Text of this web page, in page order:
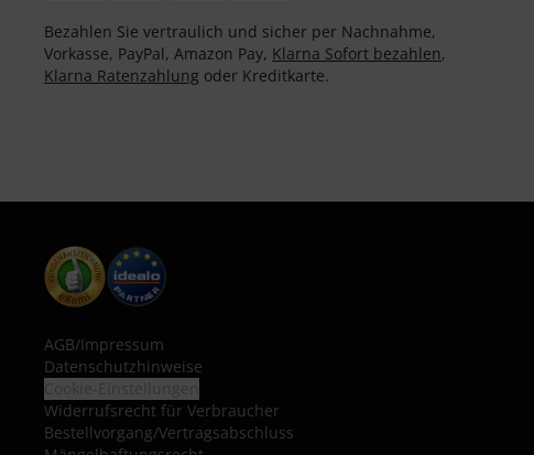
Bezahlen Sie vertraulich und sicher per Nachnahme,
Vorkasse, PayPal, Amazon Pay, Klarna Sofort bezahlen,
Klarna Ratenzahlung oder Kreditkarte.
AGB/Impressum
Datenschutzhinweise
Widerrufsrecht für Verbraucher
Bestellvorgang/Vertragsabschluss